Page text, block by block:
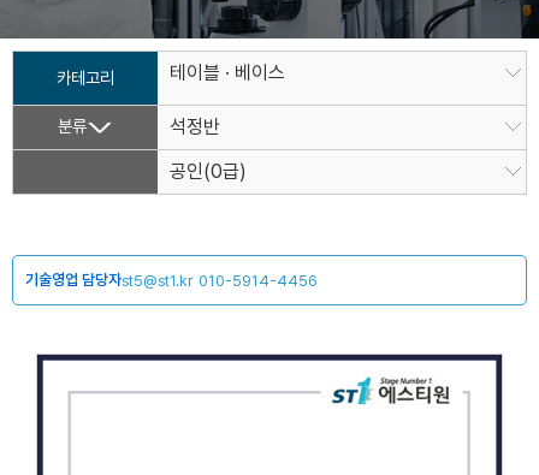
카테고리 테이블 · 베이스
분류
석정반
공인(0급)
기술영업 담당자st5@st1.kr 010-5914-4456